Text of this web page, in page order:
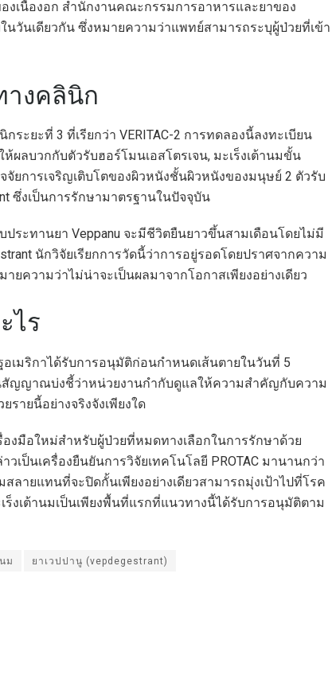
งเนื้องอก สำนักงานคณะกรรมการอาหารและยาของ
วันเดียวกัน ซึ่งหมายความว่าแพทย์สามารถระบุผู้ป่วยที่เข้า
างคลินิก
ะยะที่ 3 ที่เรียกว่า VERITAC-2 การทดลองนี้ลงทะเบียน
ผลบวกกับตัวรับฮอร์โมนเอสโตรเจน, มะเร็งเต้านมขั้น
จัยการเจริญเติบโตของผิวหนังชั้นผิวหนังของมนุษย์ 2 ตัวรับ
ซึ่งเป็นการรักษามาตรฐานในปัจจุบัน
ระทานยา Veppanu จะมีชีวิตยืนยาวขึ้นสามเดือนโดยไม่มี
นักวิจัยเรียกการวัดนี้ว่าการอยู่รอดโดยปราศจากความ
ความว่าไม่น่าจะเป็นผลมาจากโอกาสเพียงอย่างเดียว
ไร
มริกาได้รับการอนุมัติก่อนกำหนดเส้นตายในวันที่ 5
สัญญาณบ่งชี้ว่าหน่วยงานกำกับดูแลให้ความสำคัญกับความ
ายนี้อย่างจริงจังเพียงใด
องมือใหม่สำหรับผู้ป่วยที่หมดทางเลือกในการรักษาด้วย
ป็นเครื่องยืนยันการวิจัยเทคโนโลยี PROTAC มานานกว่า
ลายแทนที่จะปิดกั้นเพียงอย่างเดียวสามารถมุ่งเป้าไปที่โรค
ร็งเต้านมเป็นเพียงพื้นที่แรกที่แนวทางนี้ได้รับการอนุมัติตาม
ม ยาเวปปานู (vepdegestrant)